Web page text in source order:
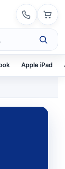
Apple iPad